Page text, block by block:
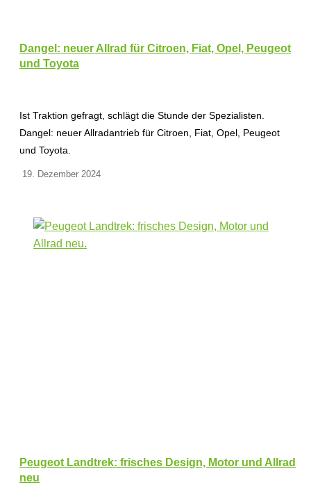
Dangel: neuer Allrad für Citroen, Fiat, Opel, Peugeot
und Toyota
Ist Traktion gefragt, schlägt die Stunde der Spezialisten.
Dangel: neuer Allradantrieb für Citroen, Fiat, Opel, Peugeot
und Toyota.
19. Dezember 2024
Peugeot Landtrek: frisches Design, Motor und Allrad
neu